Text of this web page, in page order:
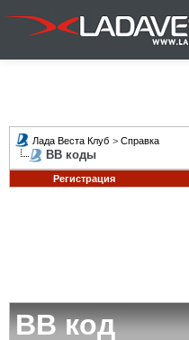
Лада Веста Клуб > Справка
BB коды
Регистрация
BB код